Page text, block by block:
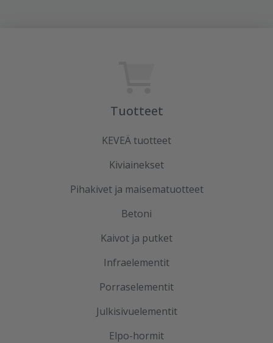
Tuotteet
KEVEÄ tuotteet
Kiviainekset
Pihakivet ja maisematuotteet
Betoni
Kaivot ja putket
Infraelementit
Porraselementit
Julkisivuelementit
Elpo-hormit